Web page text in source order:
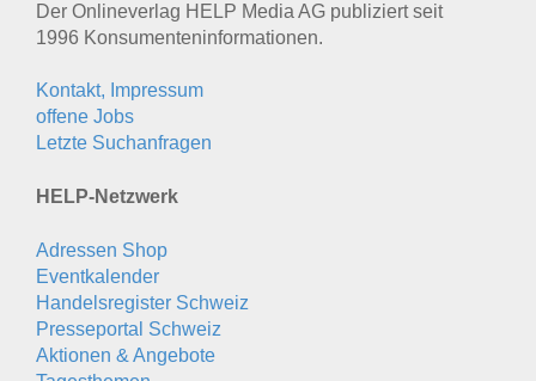
Der Onlineverlag HELP Media AG publiziert seit
1996 Konsumenten­informationen.
Kontakt, Impressum
offene Jobs
Letzte Suchanfragen
HELP-Netzwerk
Adressen Shop
Eventkalender
Handelsregister Schweiz
Presseportal Schweiz
Aktionen & Angebote